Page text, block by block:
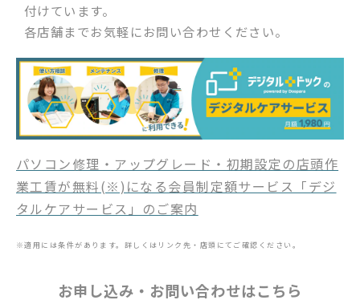
付けています。
各店舗までお気軽にお問い合わせください。
パソコン修理・アップグレード・初期設定の店頭作
業工賃が無料(※)になる会員制定額サービス「デジ
タルケアサービス」のご案内
※適用には条件があります。詳しくはリンク先・店頭にてご確認ください。
お申し込み・お問い合わせはこちら